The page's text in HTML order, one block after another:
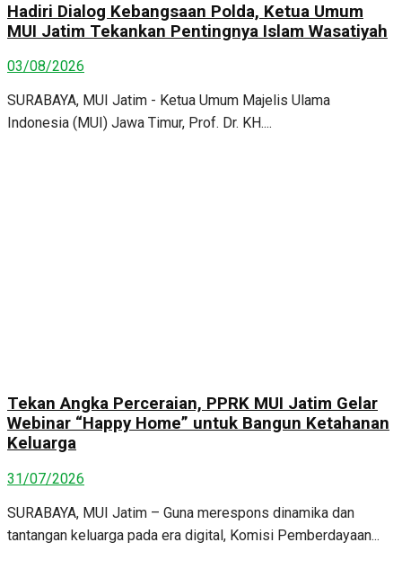
Hadiri Dialog Kebangsaan Polda, Ketua Umum
MUI Jatim Tekankan Pentingnya Islam Wasatiyah
03/08/2026
SURABAYA, MUI Jatim - Ketua Umum Majelis Ulama
Indonesia (MUI) Jawa Timur, Prof. Dr. KH....
Tekan Angka Perceraian, PPRK MUI Jatim Gelar
Webinar “Happy Home” untuk Bangun Ketahanan
Keluarga
31/07/2026
SURABAYA, MUI Jatim – Guna merespons dinamika dan
tantangan keluarga pada era digital, Komisi Pemberdayaan...